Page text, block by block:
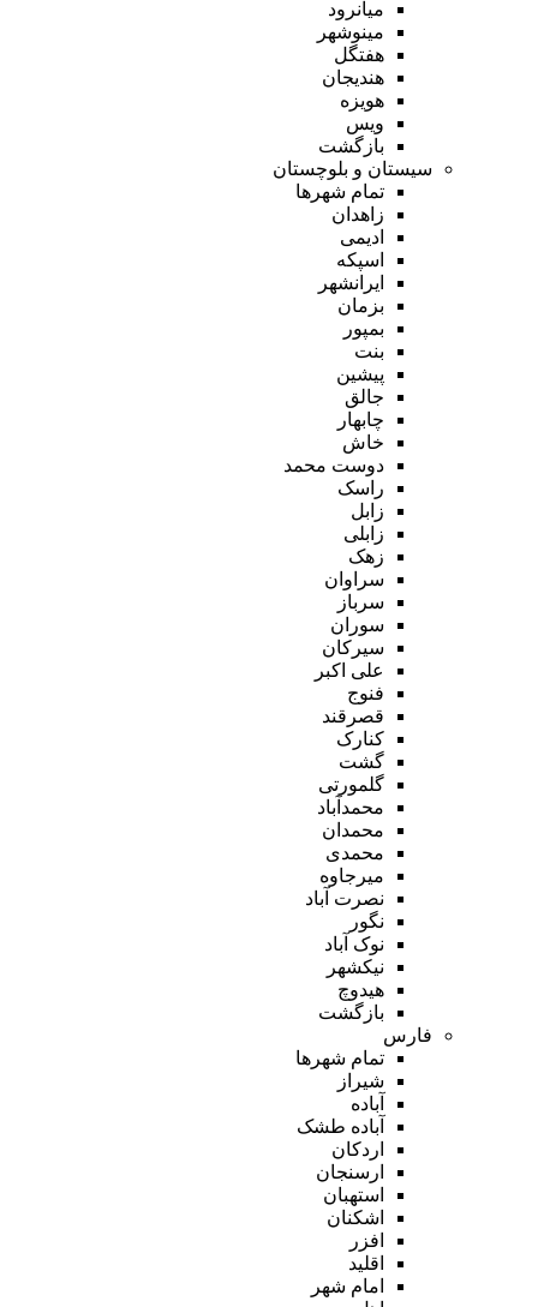
میانرود
مینوشهر
هفتگل
هندیجان
هویزه
ویس
بازگشت
سیستان و بلوچستان
تمام شهر‌ها
زاهدان
ادیمی
اسپکه
ایرانشهر
بزمان
بمپور
بنت
پیشین
جالق
چابهار
خاش
دوست محمد
راسک
زابل
زابلی
زهک
سراوان
سرباز
سوران
سیرکان
علی اکبر
فنوج
قصرقند
کنارک
گشت
گلمورتی
محمدآباد
محمدان
محمدی
میرجاوه
نصرت آباد
نگور
نوک آباد
نیکشهر
هیدوچ
بازگشت
فارس
تمام شهر‌ها
شیراز
آباده
آباده طشک
اردکان
ارسنجان
استهبان
اشکنان
افزر
اقلید
امام شهر